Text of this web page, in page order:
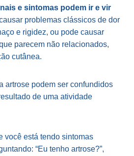
e sintomas podem ir e vir
problemas clássicos de dor
e rigidez, ou pode causar
parecem não relacionados,
cutânea.
artrose podem ser confundidos
de uma atividade
você está tendo sintomas
“Eu tenho artrose?”,